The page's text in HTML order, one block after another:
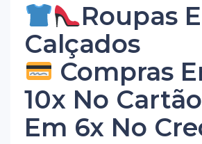
Roupas E
Calçados
Compras
10x No
Em 6x No